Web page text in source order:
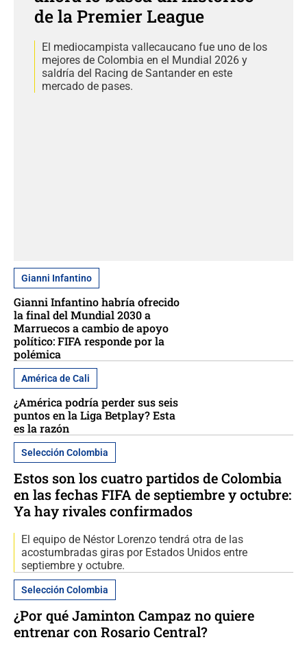
de la Premier League
El mediocampista vallecaucano fue uno de los
mejores de Colombia en el Mundial 2026 y
saldría del Racing de Santander en este
mercado de pases.
Gianni Infantino
Gianni Infantino habría ofrecido
la final del Mundial 2030 a
Marruecos a cambio de apoyo
político: FIFA responde por la
polémica
América de Cali
¿América podría perder sus seis
puntos en la Liga Betplay? Esta
es la razón
Selección Colombia
Estos son los cuatro partidos de Colombia
en las fechas FIFA de septiembre y octubre:
Ya hay rivales confirmados
El equipo de Néstor Lorenzo tendrá otra de las
acostumbradas giras por Estados Unidos entre
septiembre y octubre.
Selección Colombia
¿Por qué Jaminton Campaz no quiere
entrenar con Rosario Central?